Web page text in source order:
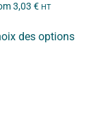
3,03€ HT
des options